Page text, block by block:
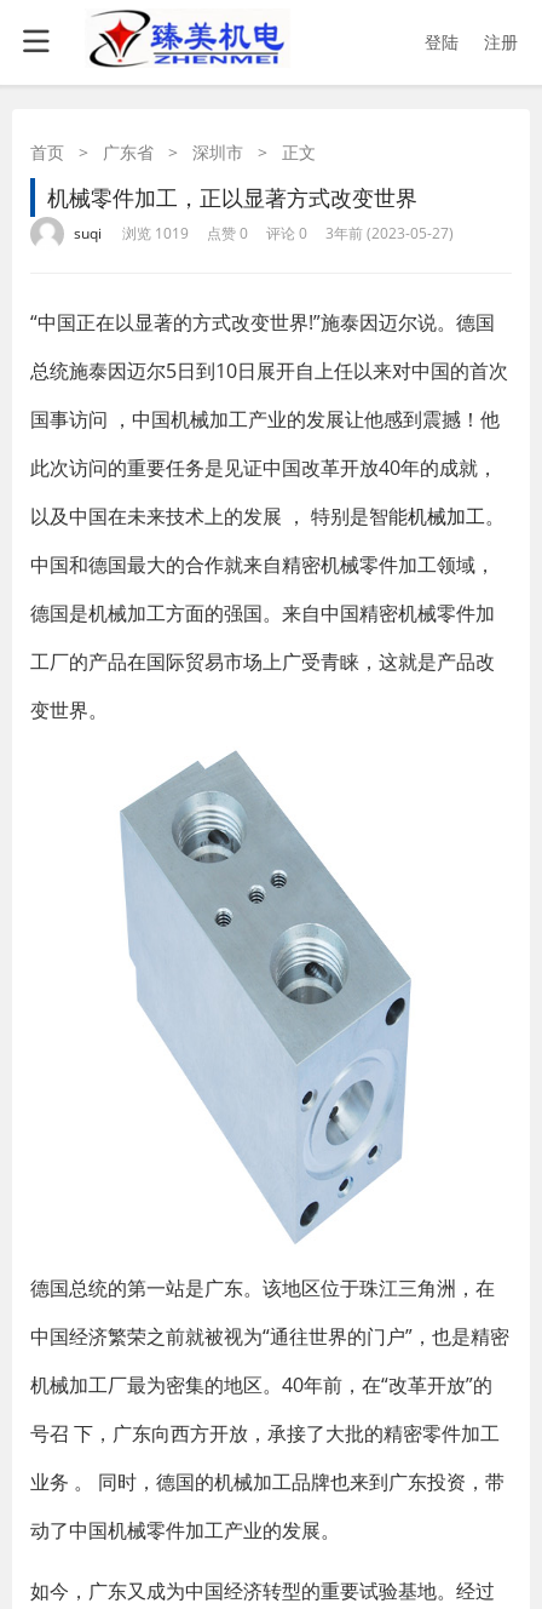
登陆 注册
首页 > 广东省 > 深圳市 > 正文
机械零件加工，正以显著方式改变世界
suqi 浏览 1019 点赞 0 评论 0 3年前 (2023-05-27)
“中国正在以显著的方式改变世界!”施泰因迈尔说。德国
总统施泰因迈尔5日到10日展开自上任以来对中国的首次
国事访问 ，中国机械加工产业的发展让他感到震撼！他
此次访问的重要任务是见证中国改革开放40年的成就，
以及中国在未来技术上的发展 ， 特别是智能机械加工。
中国和德国最大的合作就来自精密机械零件加工领域，
德国是机械加工方面的强国。来自中国精密机械零件加
工厂的产品在国际贸易市场上广受青睐，这就是产品改
变世界。
德国总统的第一站是广东。该地区位于珠江三角洲，在
中国经济繁荣之前就被视为“通往世界的门户”，也是精密
机械加工厂最为密集的地区。40年前，在“改革开放”的
号召 下，广东向西方开放，承接了大批的精密零件加工
业务 。 同时，德国的机械加工品牌也来到广东投资，带
动了中国机械零件加工产业的发展。
如今，广东又成为中国经济转型的重要试验基地。经过